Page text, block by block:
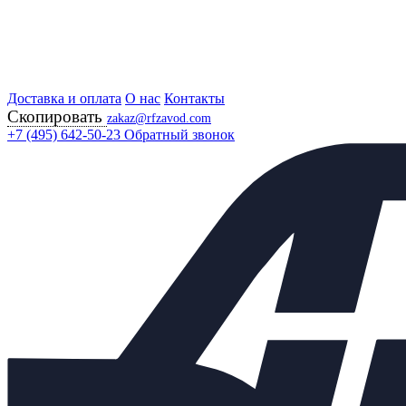
Доставка и оплата О нас Контакты
Скопировать zakaz@rfzavod.com
+7 (495) 642-50-23 Обратный звонок
Главная
Продукция
Регулирующая арматура
Регулирующие клапаны
Клапан регулирующий КР
25с947нж Ду80 Ру25 с
приводом ST 0.1